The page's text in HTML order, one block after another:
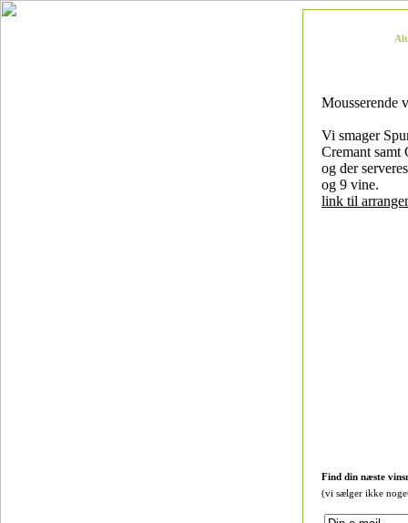
Mousserende
Vi smager
Cremant samt
og der
og 9 vine.
link til
Find din næste
(vi sælger ikke